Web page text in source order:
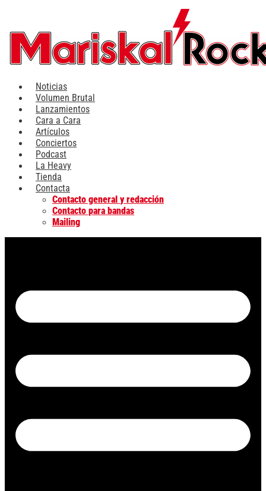
contenido
Noticias
Volumen Brutal
Lanzamientos
Cara a Cara
Artículos
Conciertos
Podcast
La Heavy
Tienda
Contacta
Contacto general y redacción
Contacto para bandas
Mailing